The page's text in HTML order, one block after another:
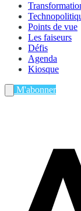
Points de vue
Les faiseurs
Défis
Agenda
Kiosque
M'abonner